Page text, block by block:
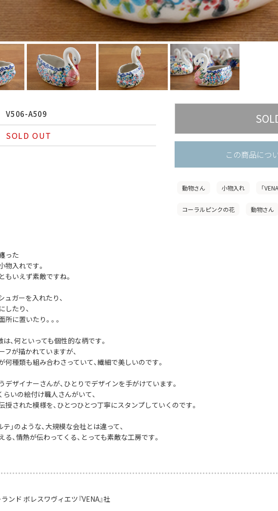
V506-A509
SOLD OUT
この商品につ
動物さん 小物入れ 「
コーラルピンクの花 動物さん
った
物入れです。
もいえず素敵ですね。
ュガーを入れたり、
したり、
に置いたり。。。
は、何といっても個性的な柄です。
フが描かれていますが、
何種類も組み合わさっていて、繊細で美しいのです。
デザイナーさんが、ひとりでデザインを手がけています。
らいの絵付け職人さんがいて、
授された模様を、ひとつひとつ丁寧にスタンプしていくのです。
テ」のような、大規模な会社とは違って、
、情熱が伝わってくる、とっても素敵な工房です。
ンド ボレスワヴィエツ『VENA』社